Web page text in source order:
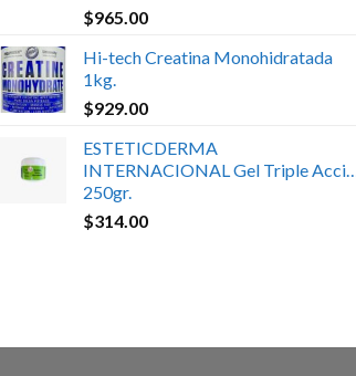
$965.00
Hi-tech Creatina Monohidratada
1kg.
$929.00
ESTETICDERMA
INTERNACIONAL Gel Triple Acción
250gr.
$314.00